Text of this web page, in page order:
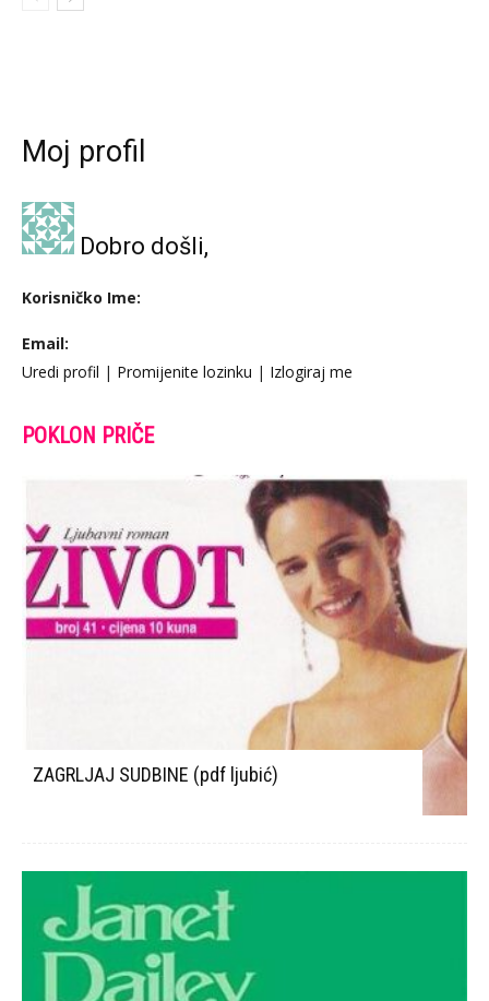
Moj profil
Dobro došli,
Korisničko Ime:
Email:
Uredi profil | Promijenite lozinku | Izlogiraj me
POKLON PRIČE
ZAGRLJAJ SUDBINE (pdf ljubić)